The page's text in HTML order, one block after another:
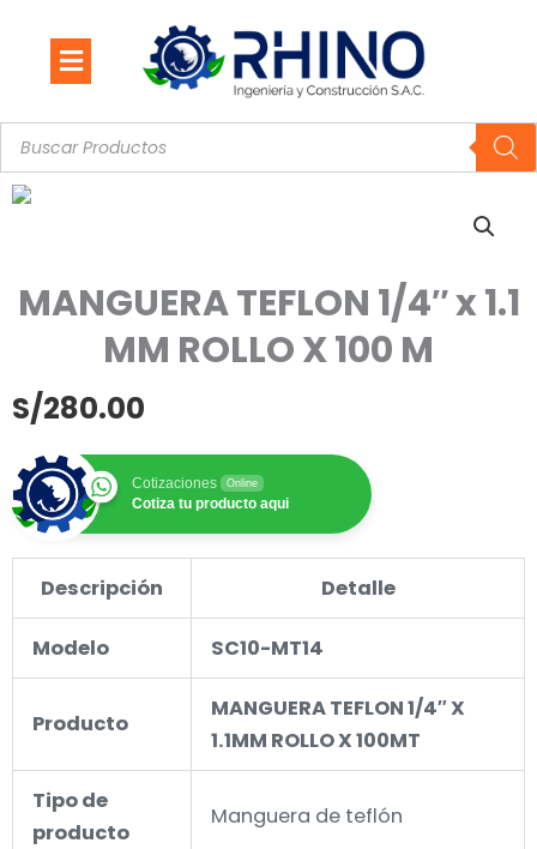
contenido
Búsqueda
de
productos
MANGUERA TEFLON 1/4″ x 1.1
MM ROLLO X 100 M
S/280.00
Cotizaciones Online
Cotiza tu producto aqui
Descripción Detalle
Modelo SC10-MT14
Producto
MANGUERA TEFLON 1/4″ X
1.1MM ROLLO X 100MT
Tipo de
producto
Manguera de teflón